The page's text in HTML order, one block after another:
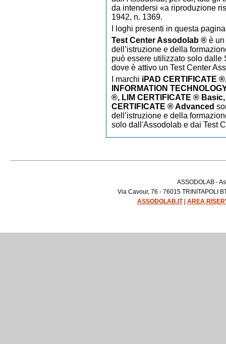
da intendersi «a riproduzione
1942, n. 1369.
I loghi presenti in questa
Test Center Assodolab ® è
dell’istruzione e della
può essere utilizzato solo dalle
dove è attivo un Test Center
I marchi iPAD CERTIFICATE
INFORMATION
®, LIM CERTIFICATE ®
CERTIFICATE ® Advanced
dell’istruzione e della
solo dall'Assodolab e dai Test
ASSODOLAB -
Via Cavour, 76 - 76015 TRINITAPOLI
ASSODOLAB.IT| AREA